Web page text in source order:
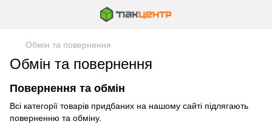
Обмін та повернення
Обмін та повернення
Повернення та обмін
Всі категорії товарів придбаних на нашому сайті підлягають
поверненню та обміну.